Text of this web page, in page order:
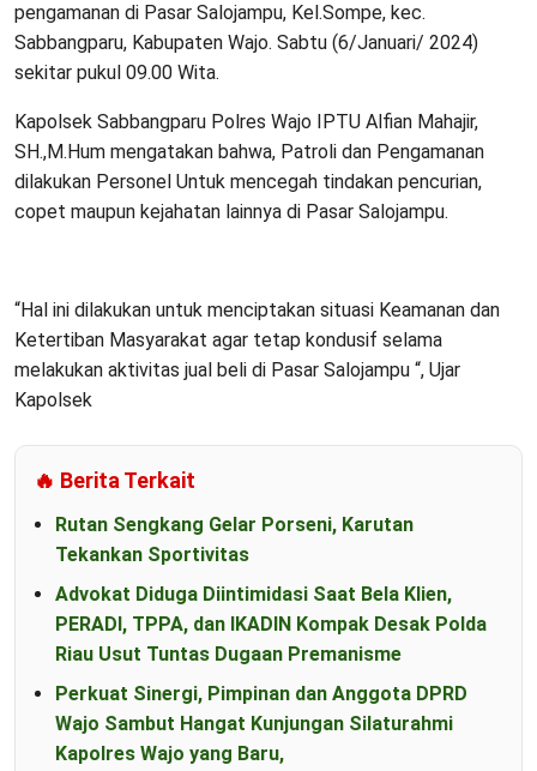
pengamanan di Pasar Salojampu, Kel.Sompe, kec.
Sabbangparu, Kabupaten Wajo. Sabtu (6/Januari/ 2024)
sekitar pukul 09.00 Wita.
Kapolsek Sabbangparu Polres Wajo IPTU Alfian Mahajir,
SH.,M.Hum mengatakan bahwa, Patroli dan Pengamanan
dilakukan Personel Untuk mencegah tindakan pencurian,
copet maupun kejahatan lainnya di Pasar Salojampu.
“Hal ini dilakukan untuk menciptakan situasi Keamanan dan
Ketertiban Masyarakat agar tetap kondusif selama
melakukan aktivitas jual beli di Pasar Salojampu “, Ujar
Kapolsek
🔥 Berita Terkait
Rutan Sengkang Gelar Porseni, Karutan
Tekankan Sportivitas
Advokat Diduga Diintimidasi Saat Bela Klien,
PERADI, TPPA, dan IKADIN Kompak Desak Polda
Riau Usut Tuntas Dugaan Premanisme
Perkuat Sinergi, Pimpinan dan Anggota DPRD
Wajo Sambut Hangat Kunjungan Silaturahmi
Kapolres Wajo yang Baru,